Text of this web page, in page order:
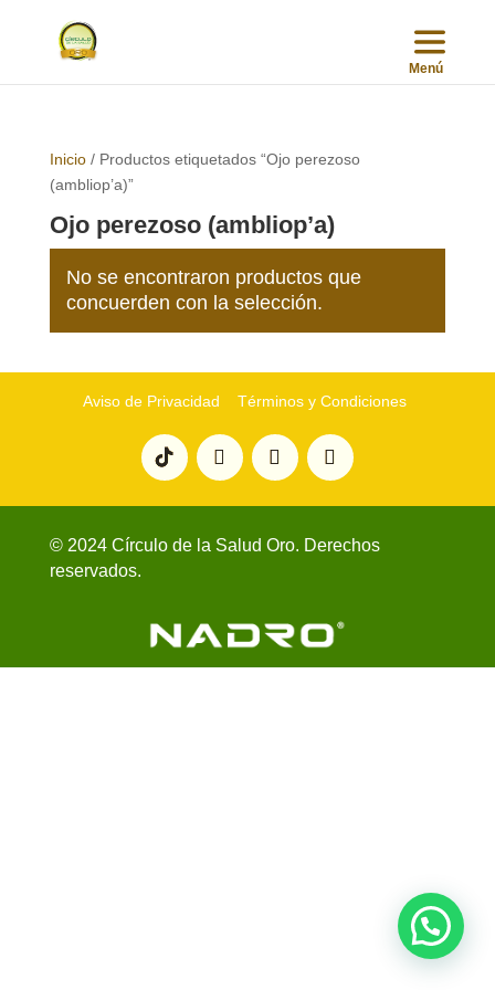
Inicio/ Productos etiquetados “Ojo perezoso
(ambliop’a)”
Ojo perezoso (ambliop’a)
No se encontraron productos que
concuerden con la selección.
Aviso de Privacidad Términos y Condiciones
© 2024 Círculo de la Salud Oro. Derechos
reservados.